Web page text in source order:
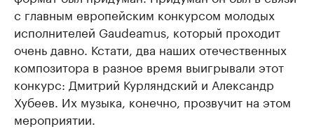
с главным европейским конкурсом молодых
исполнителей Gaudeamus, который проходит
очень давно. Кстати, два наших отечественных
композитора в разное время выигрывали этот
конкурс: Дмитрий Курляндский и Александр
Хубеев. Их музыка, конечно, прозвучит на этом
мероприятии.